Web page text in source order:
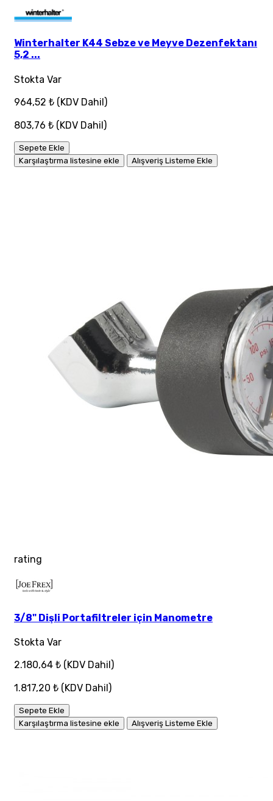
Winterhalter K44 Sebze ve Meyve Dezenfektanı
5,2 ...
Stokta Var
964,52 ₺ (KDV Dahil)
803,76 ₺ (KDV Dahil)
Sepete Ekle
Karşılaştırma listesine ekle
Alışveriş Listeme Ekle
rating
3/8" Dişli Portafiltreler için Manometre
Stokta Var
2.180,64 ₺ (KDV Dahil)
1.817,20 ₺ (KDV Dahil)
Sepete Ekle
Karşılaştırma listesine ekle
Alışveriş Listeme Ekle